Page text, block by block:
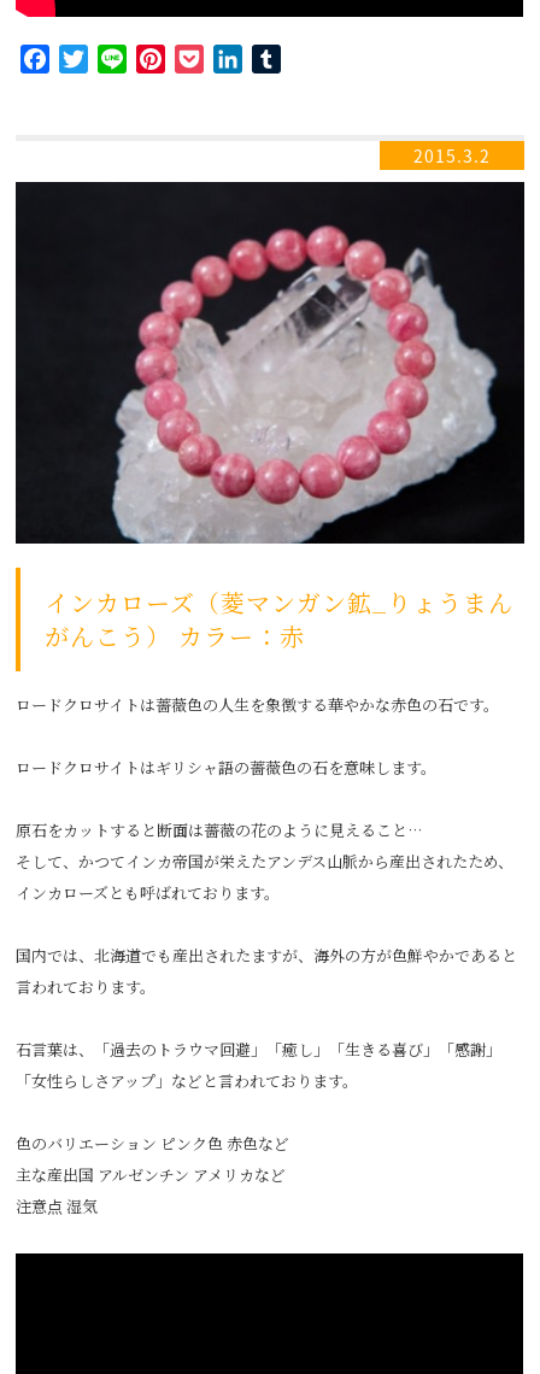
FacebookTwitterLine PinterestPocketLinkedIn
2015.3.2
インカローズ（菱マンガン鉱_りょうまん
がんこう） カラー：赤
ロードクロサイトは薔薇色の人生を象徴する華やかな赤色の石です。
ロードクロサイトはギリシャ語の薔薇色の石を意味します。
原石をカットすると断面は薔薇の花のように見えること…
そして、かつてインカ帝国が栄えたアンデス山脈から産出されたため、
インカローズとも呼ばれております。
国内では、北海道でも産出されたますが、海外の方が色鮮やかであると
言われております。
石言葉は、「過去のトラウマ回避」「癒し」「生きる喜び」「感謝」
「女性らしさアップ」などと言われております。
色のバリエーション ピンク色 赤色など
主な産出国 アルゼンチン アメリカなど
注意点 湿気